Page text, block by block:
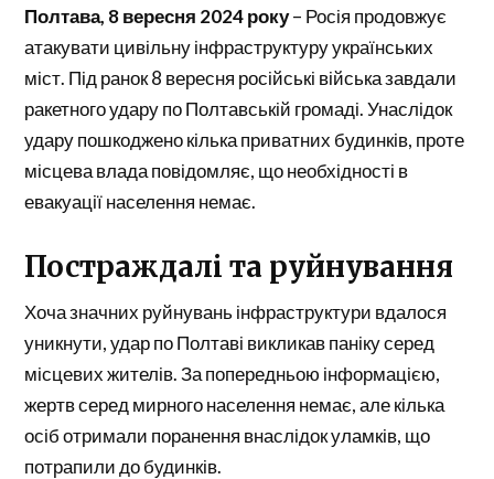
Полтава, 8 вересня 2024 року– Росія продовжує
атакувати цивільну інфраструктуру українських
міст. Під ранок 8 вересня російські війська завдали
ракетного удару по Полтавській громаді. Унаслідок
удару пошкоджено кілька приватних будинків, проте
місцева влада повідомляє, що необхідності в
евакуації населення немає.
Постраждалі та руйнування
Хоча значних руйнувань інфраструктури вдалося
уникнути, удар по Полтаві викликав паніку серед
місцевих жителів. За попередньою інформацією,
жертв серед мирного населення немає, але кілька
осіб отримали поранення внаслідок уламків, що
потрапили до будинків.